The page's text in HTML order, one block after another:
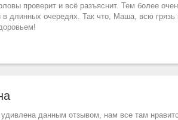
проверит и всё разъяснит. Тем более
в длинных очередях. Так что, Маша, всю
данным отзывом, нам все там